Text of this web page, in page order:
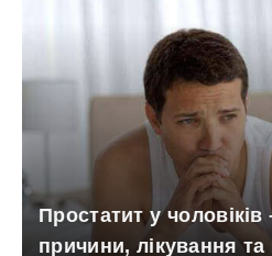
Простатит у чоловіків
причини, лікування